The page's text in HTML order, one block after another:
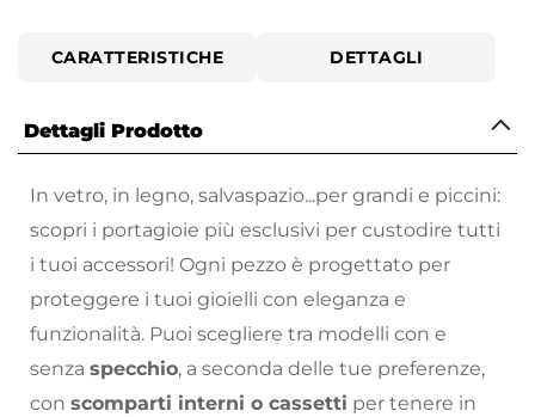
CARATTERISTICHE DETTAGLI
Dettagli Prodotto
In vetro, in legno, salvaspazio...per grandi e piccini:
scopri i portagioie più esclusivi per custodire tutti
i tuoi accessori! Ogni pezzo è progettato per
proteggere i tuoi gioielli con eleganza e
funzionalità. Puoi scegliere tra modelli con e
senza specchio, a seconda delle tue preferenze,
con scomparti interni o cassetti per tenere in